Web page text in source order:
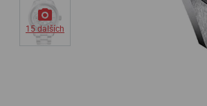
15 dalších